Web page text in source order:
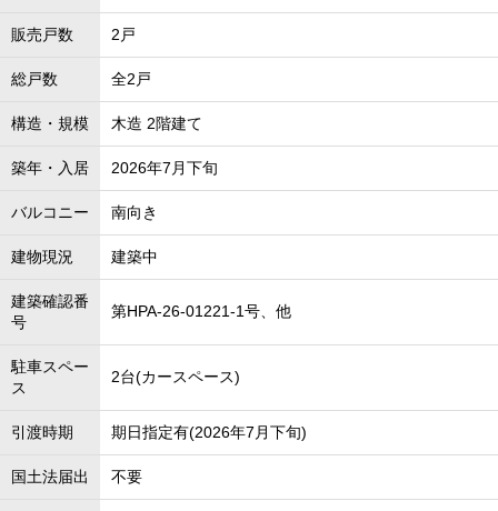
販売戸数 2戸
総戸数 全2戸
構造・規模 木造 2階建て
築年・入居 2026年7月下旬
バルコニー 南向き
建物現況 建築中
建築確認番
号
第HPA-26-01221-1号、他
駐車スペー
ス
2台(カースペース)
引渡時期 期日指定有(2026年7月下旬)
国土法届出 不要